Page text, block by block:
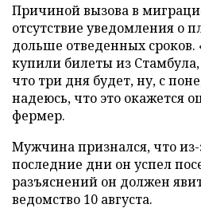
Причиной вызова в
отсутствие уведомления о
дольше отведенных сроков.
купили билеты из
что три дня будет, ну, с
надеюсь, что это окажется
фермер.
Мужчина признался, что из-
последние дни он успел
разъяснений он должен
ведомство 10 августа.